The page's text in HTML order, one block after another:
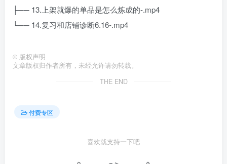
├── 13.上架就爆的单品是怎么炼成的-.mp4
└── 14.复习和店铺诊断6.16-.mp4
© 版权声明
文章版权归作者所有，未经允许请勿转载。
THE END
付费专区
喜欢就支持一下吧